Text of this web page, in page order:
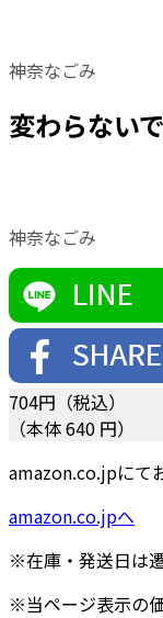
神奈なごみ
変わらない
神奈なごみ
704円（税込）
（本体 640 円）
amazon.co.jpにて
amazon.co.jpへ
※在庫・発送日は
※当ページ表示の